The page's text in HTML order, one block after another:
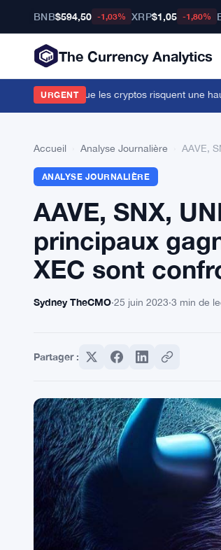
BNB$594,50 -1,03% XRP$1,05 -1,80%
The Currency Analytics
URGENT
Cook avertit que les cryptos risquent une
Accueil Analyse Journalière AAVE,
ANALYSE JOURNALIÈRE
AAVE, SNX,
principaux
XEC sont
Sydney TheCMO·25 juin 2023·3 min de
Partager :